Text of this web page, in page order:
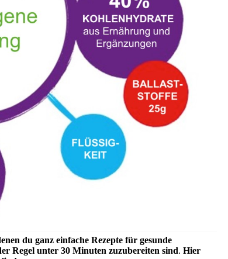
du ganz einfache Rezepte für gesunde
Regel unter 30 Minuten zuzubereiten sind. Hier